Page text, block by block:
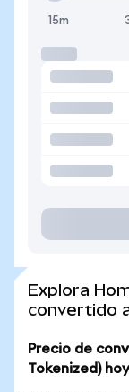
15m
Explora
convertido
Precio de
Tokenized) hoy